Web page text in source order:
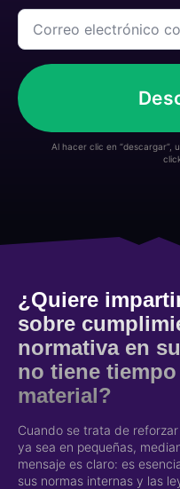
la
Empresa
*
Correo
electrónico
corporativo
Al hacer clic en “descargar”,
¿Quiere
sobre
normativa en
no tiene
material?
Cuando se trata de
ya sea en pequeñas,
mensaje es claro: es
sus normas internas y las